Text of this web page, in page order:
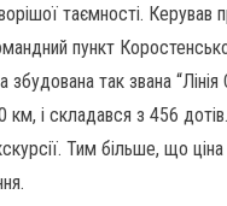
таємності.
пункт
так звана “Лінія
і складався з 456
Тим більше, що